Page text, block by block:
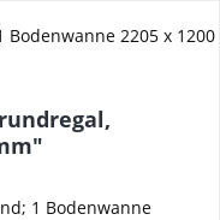
2205 x 1200
1 Bodenwanne